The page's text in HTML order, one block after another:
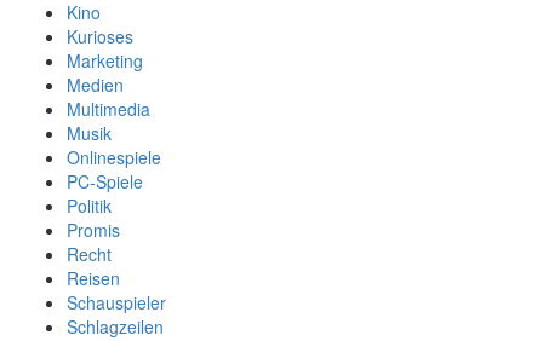
Kino
Kurioses
Marketing
Medien
Multimedia
Musik
Onlinespiele
PC-Spiele
Politik
Promis
Recht
Reisen
Schauspieler
Schlagzeilen